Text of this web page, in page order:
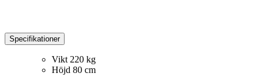
Specifikationer
Vikt 220 kg
Höjd 80 cm